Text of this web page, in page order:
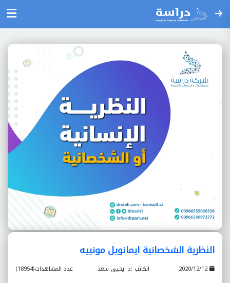
النظرية الشخصانية ايمانويل مونييه
2020/12/12 عدد المشاهدات(18954) الكاتب :د. يحيى سعد